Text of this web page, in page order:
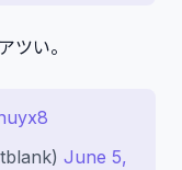
ツい。
June 5,